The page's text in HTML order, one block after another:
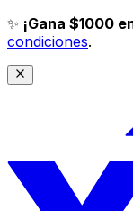
✨ ¡Gana $1000
condiciones.